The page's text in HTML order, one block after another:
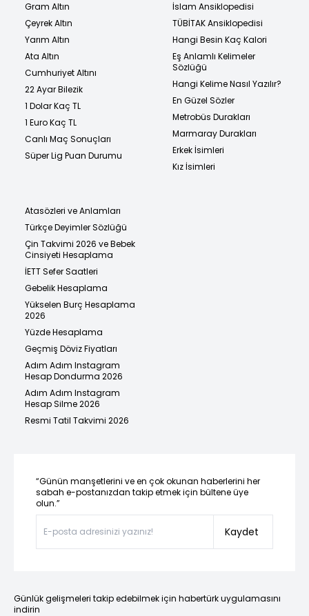
Gram Altın
Çeyrek Altın
Yarım Altın
Ata Altın
Cumhuriyet Altını
22 Ayar Bilezik
1 Dolar Kaç TL
1 Euro Kaç TL
Canlı Maç Sonuçları
Süper Lig Puan Durumu
İslam Ansiklopedisi
TÜBİTAK Ansiklopedisi
Hangi Besin Kaç Kalori
Eş Anlamlı Kelimeler
Sözlüğü
Hangi Kelime Nasıl Yazılır?
En Güzel Sözler
Metrobüs Durakları
Marmaray Durakları
Erkek İsimleri
Kız İsimleri
Atasözleri ve Anlamları
Türkçe Deyimler Sözlüğü
Çin Takvimi 2026 ve Bebek
Cinsiyeti Hesaplama
İETT Sefer Saatleri
Gebelik Hesaplama
Yükselen Burç Hesaplama
2026
Yüzde Hesaplama
Geçmiş Döviz Fiyatları
Adım Adım Instagram
Hesap Dondurma 2026
Adım Adım Instagram
Hesap Silme 2026
Resmi Tatil Takvimi 2026
“Günün manşetlerini ve en çok okunan haberlerini her
sabah e-postanızdan takip etmek için bültene üye
olun.”
Kaydet
Günlük gelişmeleri takip edebilmek için habertürk uygulamasını
indirin